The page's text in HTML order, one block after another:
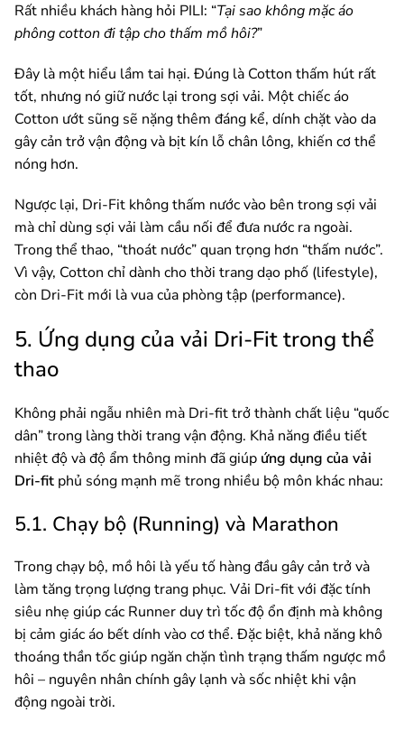
Rất nhiều khách hàng hỏi PILI: “Tại sao không mặc áo
phông cotton đi tập cho thấm mồ hôi?”
Đây là một hiểu lầm tai hại. Đúng là Cotton thấm hút rất
tốt, nhưng nó giữ nước lại trong sợi vải. Một chiếc áo
Cotton ướt sũng sẽ nặng thêm đáng kể, dính chặt vào da
gây cản trở vận động và bịt kín lỗ chân lông, khiến cơ thể
nóng hơn.
Ngược lại, Dri-Fit không thấm nước vào bên trong sợi vải
mà chỉ dùng sợi vải làm cầu nối để đưa nước ra ngoài.
Trong thể thao, “thoát nước” quan trọng hơn “thấm nước”.
Vì vậy, Cotton chỉ dành cho thời trang dạo phố (lifestyle),
còn Dri-Fit mới là vua của phòng tập (performance).
5. Ứng dụng của vải Dri-Fit trong thể
thao
Không phải ngẫu nhiên mà Dri-fit trở thành chất liệu “quốc
dân” trong làng thời trang vận động. Khả năng điều tiết
nhiệt độ và độ ẩm thông minh đã giúp ứng dụng của vải
Dri-fit phủ sóng mạnh mẽ trong nhiều bộ môn khác nhau:
5.1. Chạy bộ (Running) và Marathon
Trong chạy bộ, mồ hôi là yếu tố hàng đầu gây cản trở và
làm tăng trọng lượng trang phục. Vải Dri-fit với đặc tính
siêu nhẹ giúp các Runner duy trì tốc độ ổn định mà không
bị cảm giác áo bết dính vào cơ thể. Đặc biệt, khả năng khô
thoáng thần tốc giúp ngăn chặn tình trạng thấm ngược mồ
hôi – nguyên nhân chính gây lạnh và sốc nhiệt khi vận
động ngoài trời.